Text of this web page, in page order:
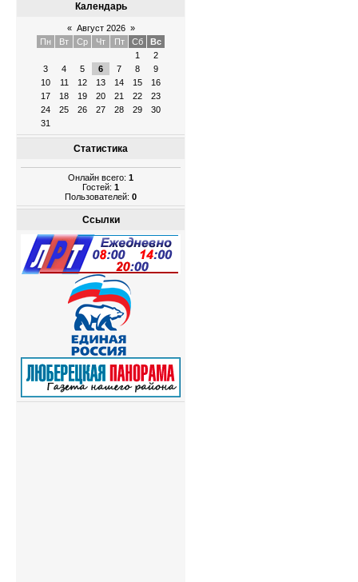
Календарь
« Август 2026 »
Пн
Вт Ср Чт Пт Сб
Вс
1
2
3
4 5 6 7 8
9
10
11 12 13 14 15
16
17
18 19 20 21 22
23
24
25 26 27 28 29
30
31
Статистика
Онлайн всего: 1
Гостей: 1
Пользователей: 0
Ссылки